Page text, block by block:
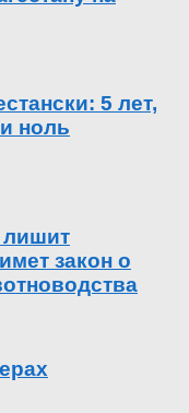
5 лет,
ноль
лишит
закон о